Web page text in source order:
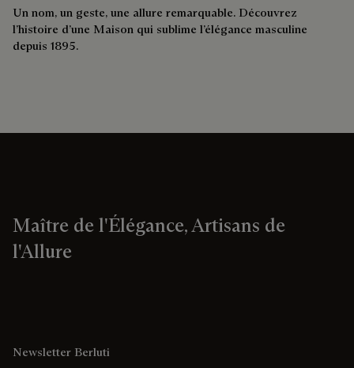
Un nom, un geste, une allure remarquable. Découvrez
l’histoire d’une Maison qui sublime l’élégance masculine
depuis 1895.
Maître de l'Élégance, Artisans de
l'Allure
Newsletter Berluti